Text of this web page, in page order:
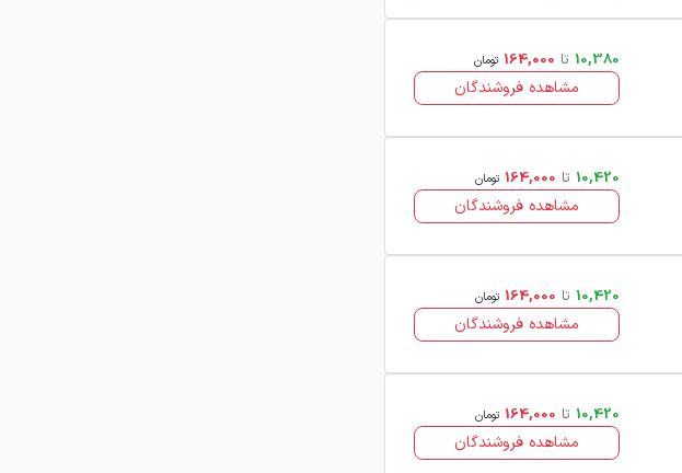
10,380 تا 164,000 تومان
مشاهده فروشندگان
10,420 تا 164,000 تومان
مشاهده فروشندگان
10,420 تا 164,000 تومان
مشاهده فروشندگان
10,420 تا 164,000 تومان
مشاهده فروشندگان